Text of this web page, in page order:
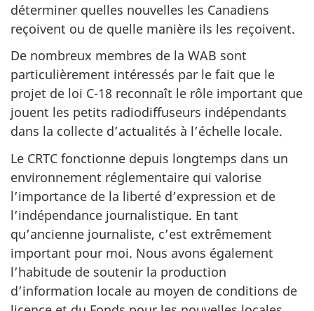
déterminer quelles nouvelles les Canadiens
reçoivent ou de quelle manière ils les reçoivent.
De nombreux membres de la WAB sont
particulièrement intéressés par le fait que le
projet de loi C-18 reconnaît le rôle important que
jouent les petits radiodiffuseurs indépendants
dans la collecte d’actualités à l’échelle locale.
Le CRTC fonctionne depuis longtemps dans un
environnement réglementaire qui valorise
l’importance de la liberté d’expression et de
l’indépendance journalistique. En tant
qu’ancienne journaliste, c’est extrêmement
important pour moi. Nous avons également
l’habitude de soutenir la production
d’information locale au moyen de conditions de